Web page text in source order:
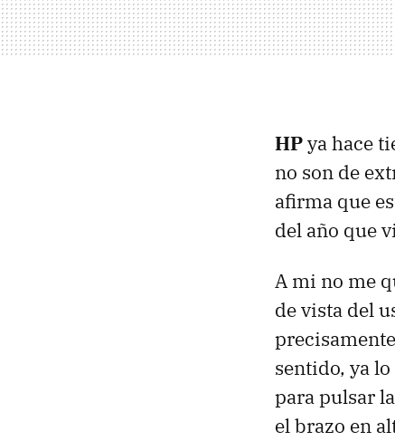
HPya hace
no son de
afirma que
del año que
A mi no me
de vista del
sentido, ya
para pulsar
el brazo en